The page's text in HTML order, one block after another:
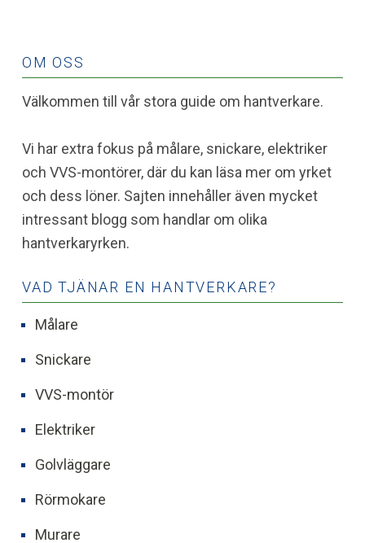
OM OSS
Välkommen till vår stora guide om hantverkare.
Vi har extra fokus på målare, snickare, elektriker
och VVS-montörer, där du kan läsa mer om yrket
och dess löner. Sajten innehåller även mycket
intressant blogg som handlar om olika
hantverkaryrken.
VAD TJÄNAR EN HANTVERKARE?
Målare
Snickare
VVS-montör
Elektriker
Golvläggare
Rörmokare
Murare